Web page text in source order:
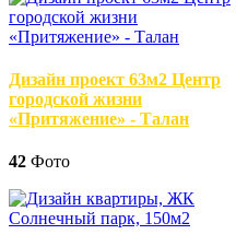
Дизайн проект 63м2 Центр
городской жизни
«Притяжение» - Талан
42 Фото